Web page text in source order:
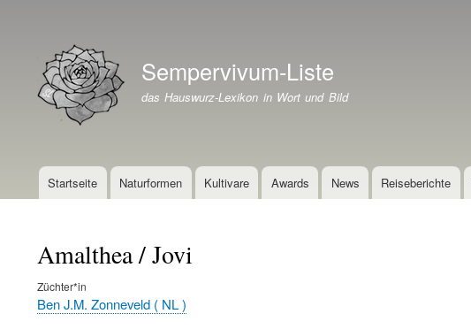
Branding der WebsiteSempervivum-Liste
das Hauswurz-Lexikon in Wort und Bild
Hauptnavigation
Startseite Naturformen Kultivare Awards News Reiseberichte
Amalthea / Jovi
Züchter*in
Ben J.M. Zonneveld ( NL )